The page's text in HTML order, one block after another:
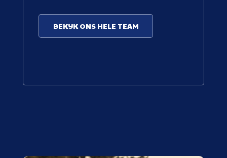
BEKIJK ONS HELE TEAM